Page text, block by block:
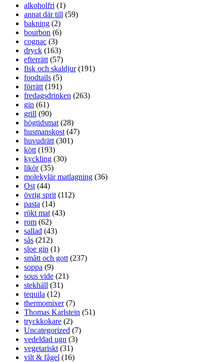
alkoholfri (1)
annat där till (59)
bakning (2)
bourbon (6)
cognac (3)
dryck (163)
efterrätt (57)
fisk och skaldjur(191)
foodtails (5)
förrätt (191)
fredagsdrinken (263)
gin (61)
grill (90)
högtidsmat (28)
husmanskost (47)
huvudrätt (301)
kött (193)
kyckling (30)
likör(35)
molekylär matlagning (36)
Ost (44)
övrig sprit (112)
pasta (14)
rökt mat (43)
rom (62)
sallad (43)
sås (212)
sloe gin (1)
smått och gott (237)
soppa (9)
sous vide (21)
stekhäll (31)
tequila (12)
thermomixer(7)
Thomas Karlstein (51)
tryckkokare (2)
Uncategorized (7)
vedeldad ugn (3)
vegetariskt (31)
vilt & fågel (16)